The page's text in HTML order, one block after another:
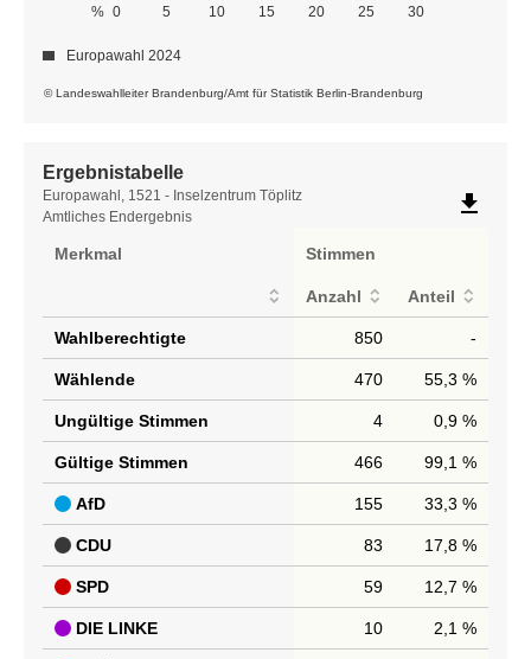
0 5 10 15 20 25 30
%
© Landeswahlleiter Brandenburg/Amt für Statistik Berlin-Brandenburg
Europawahl 2024
Ergebnistabelle
Ergebnistabelle
Europawahl, 1521 - Inselzentrum Töplitz
Amtliches Endergebnis
file_download
Merkmal Stimmen
Anzahl Anteil
Wahlberechtigte 850 -
Wählende 470 55,3 %
Ungültige Stimmen 4 0,9 %
Gültige Stimmen 466 99,1 %
AfD 155 33,3 %
CDU 83 17,8 %
SPD 59 12,7 %
DIE LINKE 10 2,1 %